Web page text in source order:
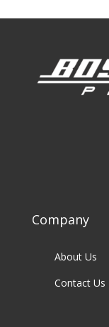
Company
About Us
Contact Us